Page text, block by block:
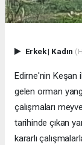
Erkek| Kadın
Edirne'nin Keşan
gelen orman
çalışmaları
tarihinde çıkan
kararlı